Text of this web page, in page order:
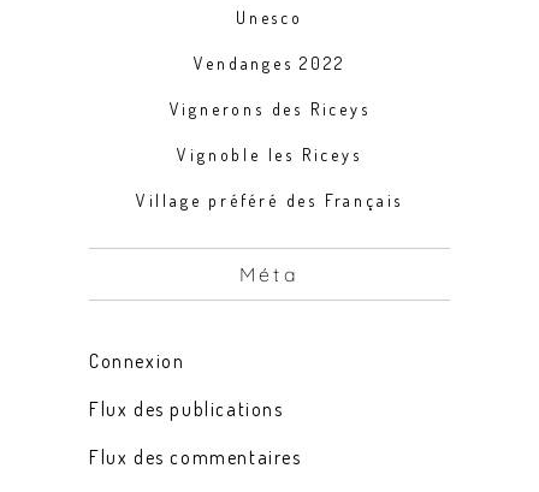
Unesco
Vendanges 2022
Vignerons des Riceys
Vignoble les Riceys
Village préféré des Français
Méta
Connexion
Flux des publications
Flux des commentaires